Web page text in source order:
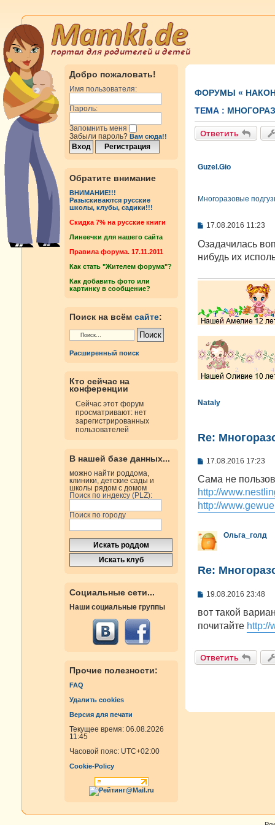
Добро пожаловать!
Имя пользователя:
Пароль:
Запомнить меня
Забыли пароль? Вам сюда!!
Обратите внимание
ВНИМАНИЕ!!!
Разыскиваются русские
школы, клубы, садики!!!
Cкидка 7% на русские книги
Линеечки для нашего сайта
Правила форума. 17.11.2011
Как стать "Жителем форума"?
Как добавить фото или
картинку в сообщение?
Поиск на всём сайте:
Расширенный поиск
Кто сейчас на
конференции
Сейчас этот форум
просматривают: нет
зарегистрированных
пользователей
В нашей базе данных...
можно найти роддома,
клиники, детские сады и
школы рядом с домом
Поиск по индексу (PLZ):
Поиск по городу
Социальные сети...
Наши социальные группы
Прочие полезности:
FAQ
Удалить cookies
Версия для печати
Текущее время: 06.08.2026
11:45
Часовой пояс: UTC+02:00
Cookie-Policy
ФОРУМЫ «
ТЕМА :
Ответить
Guzel.Gio
Многоразовые
С
о
щ
н
17.08.2016 11:23
Озадачилась
нибудь их
Nataly
Re:
С
о
щ
е
н
е
17.08.2016 17:23
Сама не
http://
http://
Ольга_голд
Re:
С
о
щ
и
е
19.08.2016 23:48
вот такой
почитайте http://
Ответить